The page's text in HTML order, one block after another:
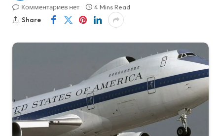
Комментариев нет
4 Mins Read
Share